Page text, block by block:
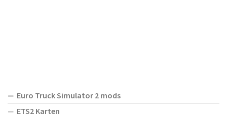
Euro Truck Simulator 2 mods
ETS2 Karten